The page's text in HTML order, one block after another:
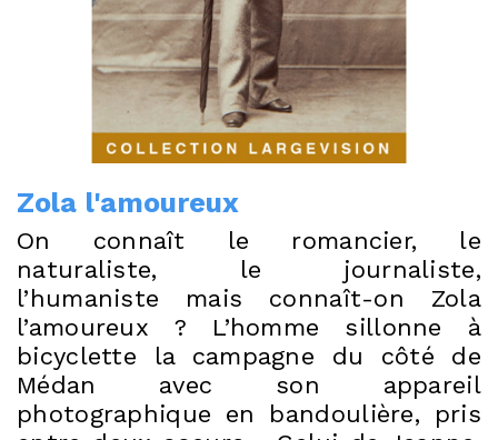
Zola l'amoureux
On connaît le romancier, le
naturaliste, le journaliste,
l’humaniste mais connaît-on Zola
l’amoureux ? L’homme sillonne à
bicyclette la campagne du côté de
Médan avec son appareil
photographique en bandoulière, pris